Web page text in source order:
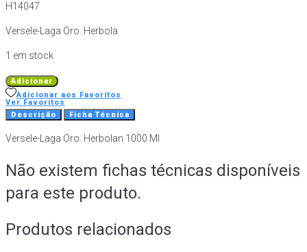
H14047
Versele-Laga Oro. Herbola
1 em stock
Quantidade
de
Versele-
Oro.
1000
Adicionar
Adicionar aos Favoritos
Ver Favoritos
Descrição
Ficha Técnica
Versele-Laga Oro. Herbolan 1000 Ml
Não existem fichas técnicas disponíveis
para este produto.
Produtos relacionados